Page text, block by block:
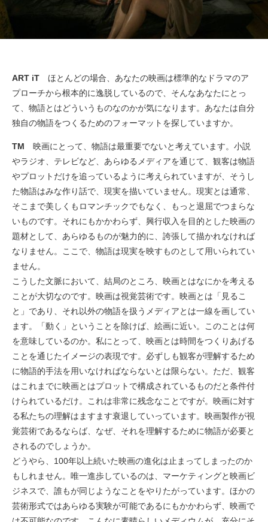
ART iT ほとんどの場合、あなたの映画は標準的なドラマのア
プローチから根本的に逸脱しているので、そんなあなたにとっ
て、物語とはどういうものなのかが気になります。あなたは自分
独自の物語をつくるためのフォーマットを探していますか。
TM 映画にとって、物語は最重要でないと考えています。小説
やラジオ、テレビなど、あらゆるメディアを通じて、観客は物語
やプロットだけを追っているように考えられていますが、そうし
た物語はみな作り話で、現実を描いていません。現実とは通常、
そこまで美しくもロマンチックでもなく、もっと退屈でつまらな
いものです。それにもかかわらず、興行収入を目的とした映画の
題材として、あらゆるものが魅力的に、誇張して描かれなければ
なりません。ここで、物語は現実を映すものとして用いられてい
ません。
こうした文脈において、結局のところ、映画とはなにかを考える
ことが大切なのです。映画は視覚芸術です。映画とは「見るこ
と」であり、それ以外の物語を扱うメディアとは一線を画してい
ます。「動く」ということを除けば、絵画に近い。このことは何
を意味しているのか。私にとって、映画とは時間をつくりあげる
ことを通じたイメージの表現です。必ずしも観客が理解するため
に物語的手法を用いなければならないとは限らない。ただ、観客
はこれまでに映画とはプロットで構成されているものだと条件付
けられているだけ。これは非常に残念なことですが。映画に対す
る私たちの理解はますます衰退していっています。映画製作が視
覚芸術であるならば、なぜ、それを理解するために物語が必要と
されるのでしょうか。
どうやら、100年以上続いた映画の進化は止まってしまったのか
もしれません。唯一進歩しているのは、マーケティングと映画ビ
ジネスで、誰もが同じようなことをやりたがっています。ほかの
芸術形式ではあらゆる実験が可能であるにもかかわらず、映画で